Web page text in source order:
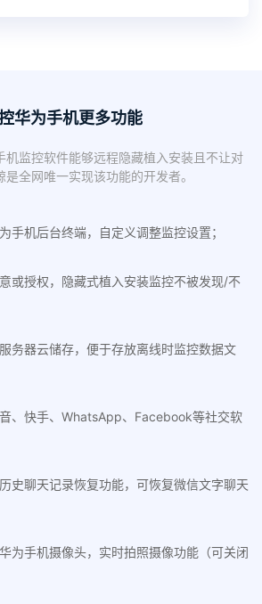
华为手机更多功能
机监控软件能够远程隐藏植入安装且不让对
是全网唯一实现该功能的开发者。
手机后台终端，自定义调整监控设置；
或授权，隐藏式植入安装监控不被发现/不
务器云储存，便于存放离线时监控数据文
、快手、WhatsApp、Facebook等社交软
史聊天记录恢复功能，可恢复微信文字聊天
为手机摄像头，实时拍照摄像功能（可关闭